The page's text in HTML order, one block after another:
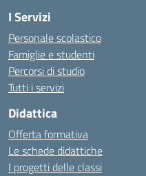
I Servizi
Personale scolastico
Famiglie e studenti
Percorsi di studio
Tutti i servizi
Didattica
Offerta formativa
Le schede didattiche
I progetti delle classi